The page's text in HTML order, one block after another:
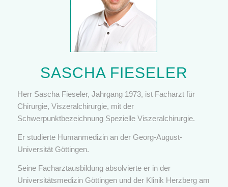
SASCHA FIESELER
Herr Sascha Fieseler, Jahrgang 1973, ist Facharzt für
Chirurgie, Viszeralchirurgie, mit der
Schwerpunktbezeichnung Spezielle Viszeralchirurgie.
Er studierte Humanmedizin an der Georg-August-
Universität Göttingen.
Seine Facharztausbildung absolvierte er in der
Universitätsmedizin Göttingen und der Klinik Herzberg am